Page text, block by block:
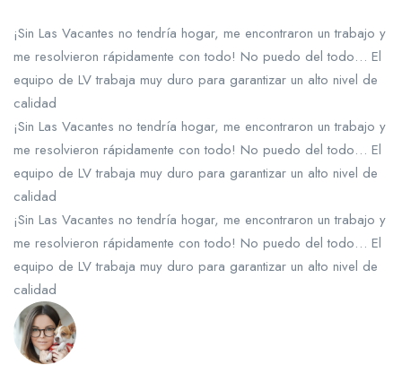
¡Sin Las Vacantes no tendría hogar, me encontraron un trabajo y
me resolvieron rápidamente con todo! No puedo del todo… El
equipo de LV trabaja muy duro para garantizar un alto nivel de
calidad
¡Sin Las Vacantes no tendría hogar, me encontraron un trabajo y
me resolvieron rápidamente con todo! No puedo del todo… El
equipo de LV trabaja muy duro para garantizar un alto nivel de
calidad
¡Sin Las Vacantes no tendría hogar, me encontraron un trabajo y
me resolvieron rápidamente con todo! No puedo del todo… El
equipo de LV trabaja muy duro para garantizar un alto nivel de
calidad